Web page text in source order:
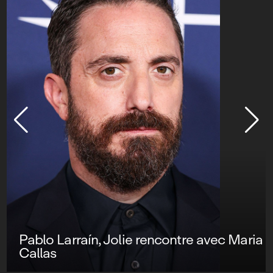
Pablo Larraín, Jolie rencontre avec Maria
Callas